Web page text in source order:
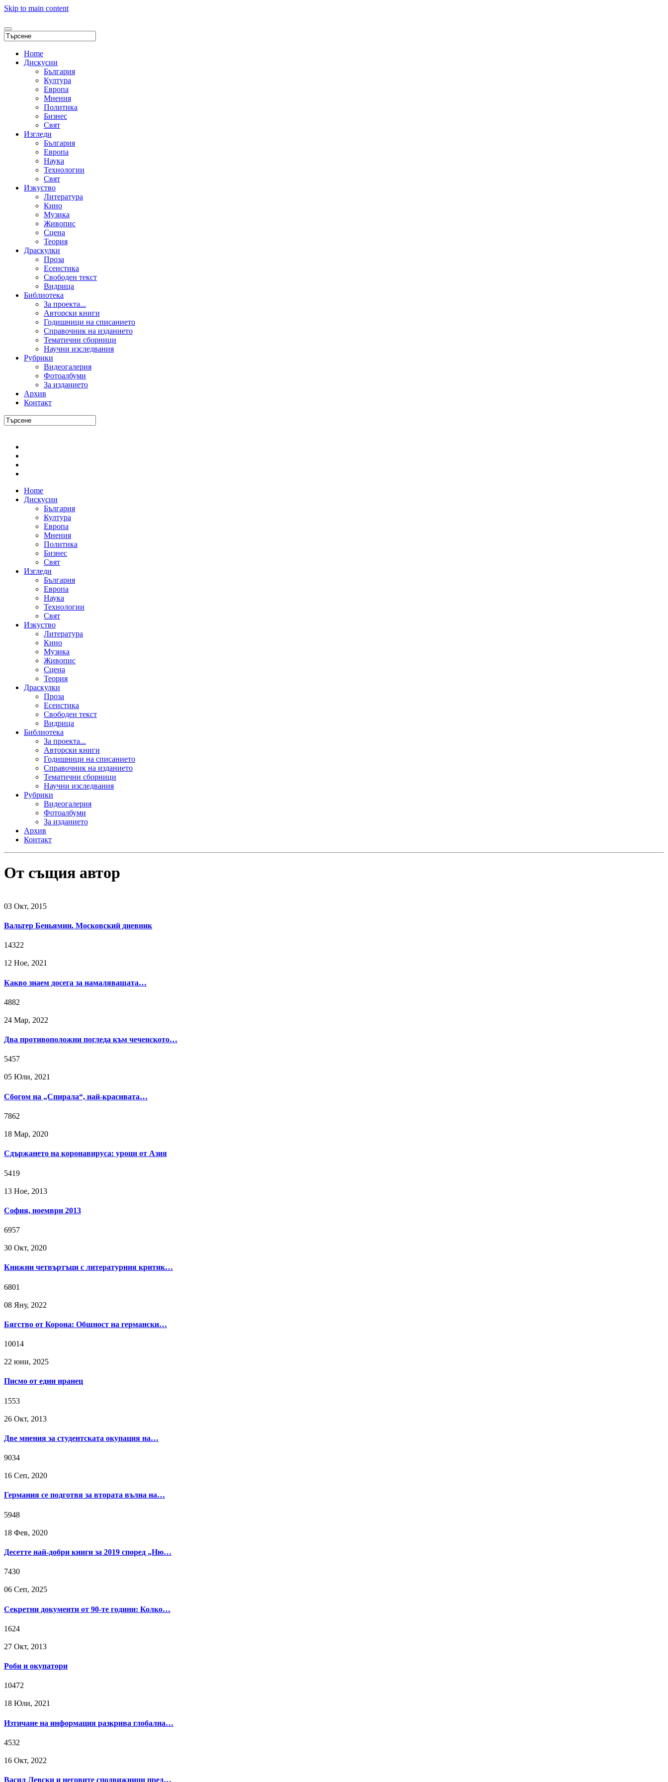
Skip to main content
Home
Дискусии
България
Култура
Европа
Мнения
Политика
Бизнес
Свят
Изгледи
България
Европа
Наука
Технологии
Свят
Изкуство
Литература
Кино
Музика
Живопис
Сцена
Теория
Драскулки
Проза
Есеистика
Свободен текст
Видрица
Библиотека
За проекта...
Авторски книги
Годишници на списанието
Справочник на изданието
Тематични сборници
Научни изследвания
Рубрики
Видеогалерия
Фотоалбуми
За изданието
Архив
Контакт
Home
Дискусии
България
Култура
Европа
Мнения
Политика
Бизнес
Свят
Изгледи
България
Европа
Наука
Технологии
Свят
Изкуство
Литература
Кино
Музика
Живопис
Сцена
Теория
Драскулки
Проза
Есеистика
Свободен текст
Видрица
Библиотека
За проекта...
Авторски книги
Годишници на списанието
Справочник на изданието
Тематични сборници
Научни изследвания
Рубрики
Видеогалерия
Фотоалбуми
За изданието
Архив
Контакт
От същия автор
03 Окт, 2015
Вальтер Беньямин. Московский дневник
14322
12 Ное, 2021
Какво знаем досега за намаляващата…
4882
24 Мар, 2022
Два противоположни погледа към чеченското…
5457
05 Юли, 2021
Сбогом на „Спирала“, най-красивата…
7862
18 Мар, 2020
Сдържането на коронавируса: уроци от Азия
5419
13 Ное, 2013
София, ноември 2013
6957
30 Окт, 2020
Книжни четвъртъци с литературния критик…
6801
08 Яну, 2022
Бягство от Корона: Общност на германски…
10014
22 юни, 2025
Писмо от един иранец
1553
26 Окт, 2013
Две мнения за студентската окупация на…
9034
16 Сeп, 2020
Германия се подготвя за втората вълна на…
5948
18 Фев, 2020
Десетте най-добри книги за 2019 според „Ню…
7430
06 Сeп, 2025
Секретни документи от 90-те години: Колко…
1624
27 Окт, 2013
Роби и окупатори
10472
18 Юли, 2021
Изтичане на информация разкрива глобална…
4532
16 Окт, 2022
Васил Левски и неговите сподвижници пред…